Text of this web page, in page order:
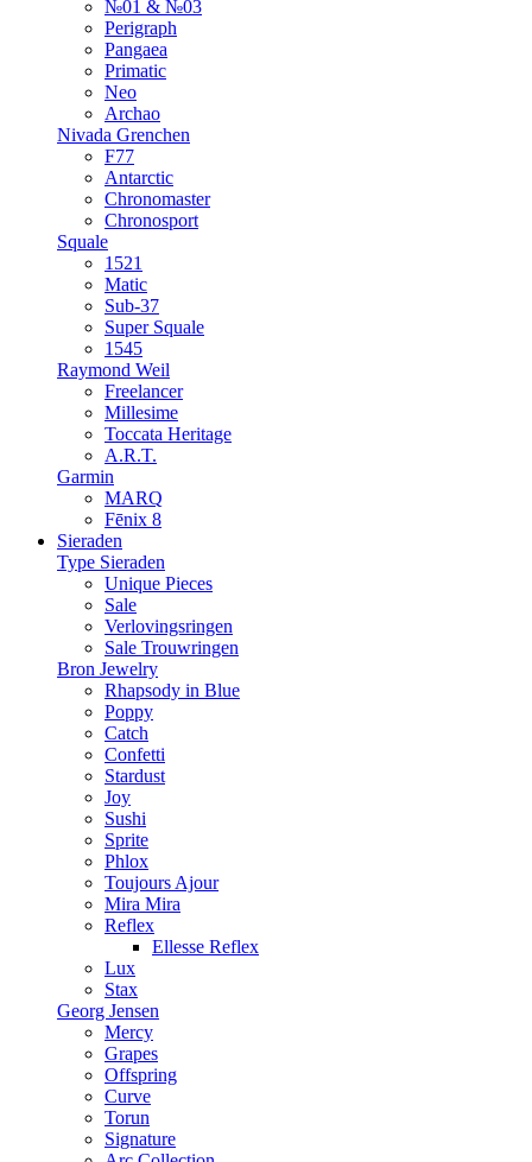
№01 & №03
Perigraph
Pangaea
Primatic
Neo
Archao
Nivada Grenchen
F77
Antarctic
Chronomaster
Chronosport
Squale
1521
Matic
Sub-37
Super Squale
1545
Raymond Weil
Freelancer
Millesime
Toccata Heritage
A.R.T.
Garmin
MARQ
Fēnix 8
Sieraden
Type Sieraden
Unique Pieces
Sale
Verlovingsringen
Sale Trouwringen
Bron Jewelry
Rhapsody in Blue
Poppy
Catch
Confetti
Stardust
Joy
Sushi
Sprite
Phlox
Toujours Ajour
Mira Mira
Reflex
Ellesse Reflex
Lux
Stax
Georg Jensen
Mercy
Grapes
Offspring
Curve
Torun
Signature